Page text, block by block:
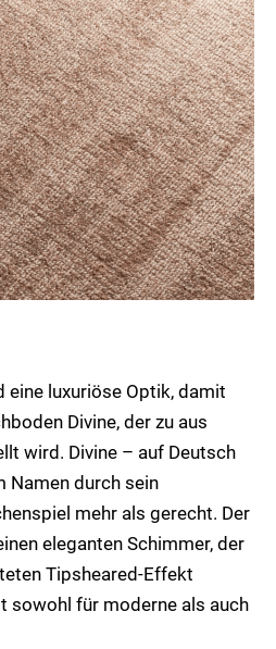
eine luxuriöse Optik, damit
Divine, der zu aus
wird. Divine – auf Deutsch
Namen durch sein
mehr als gerecht. Der
eleganten Schimmer, der
Tipsheared-Effekt
sowohl für moderne als auch